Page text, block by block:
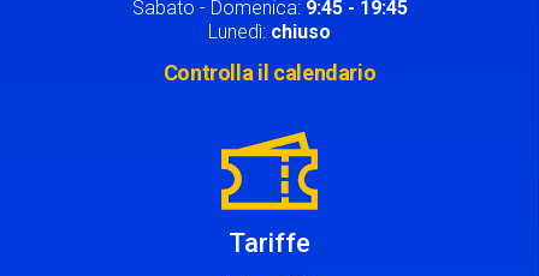
Sabato - Domenica: 9:45 - 19:45
Lunedì: chiuso
Controlla il calendario
Tariffe